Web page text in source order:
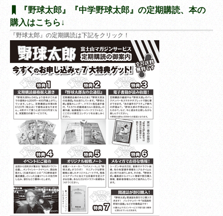
『野球太郎』『中学野球太郎』の定期購読、本の
購入はこちら↓
『野球太郎』の定期購読は下記をクリック！